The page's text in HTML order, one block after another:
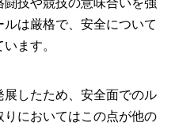
は厳格で、安全について
ます。
したため、安全面でのル
においてはこの点が他の